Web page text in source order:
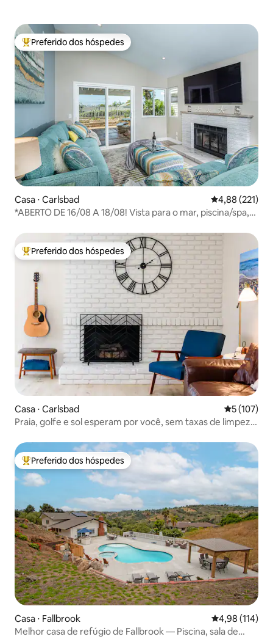
Entre os melhores preferidos dos hóspedes
Preferido dos hóspedes
Casa ⋅ Carlsbad 4,88 de uma
4,88 (221)
*ABERTO DE 16/08 A 18/08! Vista para o mar, piscina/spa,
Entre os melhores preferidos dos hóspedes
Preferido dos hóspedes
Casa ⋅ Carlsbad 5 de uma
5 (107)
Praia, golfe e sol esperam por você, sem taxas de limpeza
Entre os melhores preferidos dos hóspedes
Preferido dos hóspedes
Casa ⋅ Fallbrook 4,98 de uma
4,98 (114)
Melhor casa de refúgio de Fallbrook — Piscina, sala de